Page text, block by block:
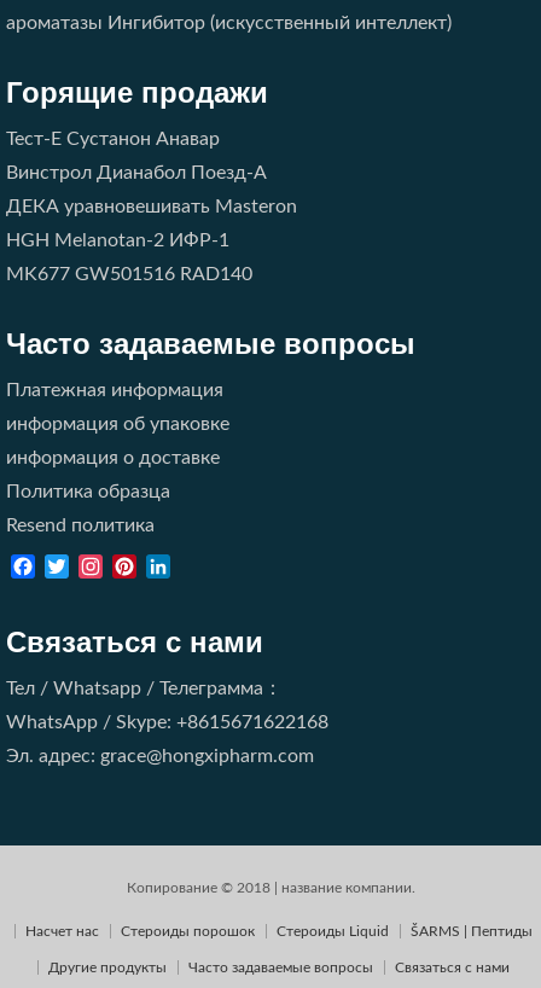
ароматазы Ингибитор (искусственный интеллект)
Горящие продажи
Тест-E Сустанон Анавар
Винстрол Дианабол Поезд-A
ДЕКА уравновешивать Masteron
HGH Melanotan-2 ИФР-1
MK677 GW501516 RAD140
Часто задаваемые вопросы
Платежная информация
информация об упаковке
информация о доставке
Политика образца
Resend политика
Facebook
TwitterInstagramPinterest
Связаться с нами
Тел / Whatsapp / Телеграмма：
WhatsApp / Skype: +8615671622168
Эл. адрес: grace@hongxipharm.com
Копирование © 2018 | название компании.
Насчет нас Стероиды порошок Стероиды Liquid ŠARMS | Пептиды
Другие продукты Часто задаваемые вопросы Связаться с нами